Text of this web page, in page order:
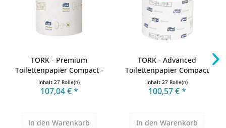
TORK - Premium
Toilettenpapier Compact -
27 Rollen
Inhalt 27 Rolle(n)
107,04 € *
In den Warenkorb
TORK - Advanced
Toilettenpapier Compact
T6 - 27...
Inhalt 27 Rolle(n)
100,57 € *
In den Warenkorb